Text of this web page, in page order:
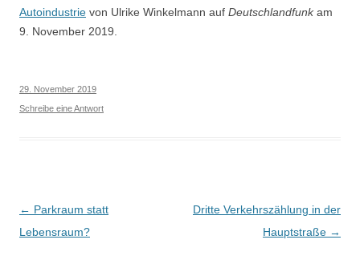
Autoindustrie von Ulrike Winkelmann auf Deutschlandfunkam
9. November 2019.
29. November 2019
Schreibe eine Antwort
Beitragsnavigation
← Parkraum statt
Lebensraum?
Dritte Verkehrszählung in der
Hauptstraße →